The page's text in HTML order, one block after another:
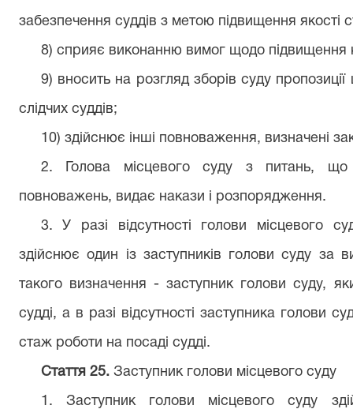
забезпечення суддів з метою підвищення якості
8) сприяє виконанню вимог щодо підвищення
9) вносить на розгляд зборів суду
слідчих суддів;
10) здійснює інші повноваження, визначені
2. Голова місцевого суду з питань, що
повноважень, видає накази і розпорядження.
3. У разі відсутності голови місцевого
здійснює один із заступників голови суду за
такого визначення - заступник голови суду,
судді, а в разі відсутності заступника голови
стаж роботи на посаді судді.
Стаття 25.Заступник голови місцевого суду
1. Заступник голови місцевого суду